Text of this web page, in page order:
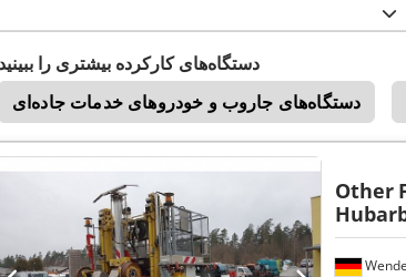
دستگاه‌های کارکرده بیشتری را
دستگاه‌های جاروب و خودروهای خدمات جاده‌ای
Other